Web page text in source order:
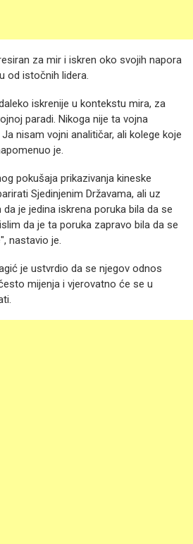
za mir i iskren oko svojih napora
od istočnih lidera.
iskrenije u kontekstu mira, za
paradi. Nikoga nije ta vojna
nisam vojni analitičar, ali kolege koje
je.
pokušaja prikazivanja kineske
Sjedinjenim Državama, ali uz
je jedina iskrena poruka bila da se
da je ta poruka zapravo bila da se
nastavio je.
je ustvrdio da se njegov odnos
mijenja i vjerovatno će se u